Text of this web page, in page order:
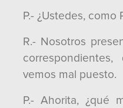
P.- ¿Ustedes, como
R.- Nosotros
vemos mal puesto.
P.- Ahorita, ¿qué